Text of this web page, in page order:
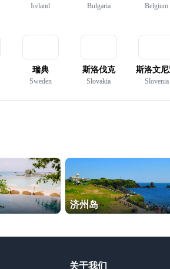
Ireland Bulgaria Belgium
瑞典
Sweden
斯洛伐克
Slovakia
斯洛文
Slovenia
济州岛
关于我们